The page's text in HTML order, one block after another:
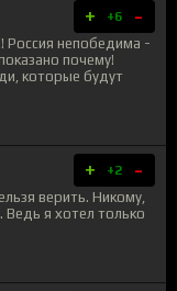
+ +6 -
Россия непобедима -
почему!
которые будут
+ +2 -
верить. Никому,
я хотел только